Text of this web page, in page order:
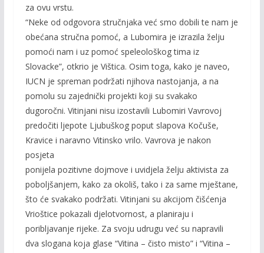
za ovu vrstu.
“Neke od odgovora stručnjaka već smo dobili te nam je
obećana stručna pomoć, a Lubomira je izrazila želju
pomoći nam i uz pomoć speleološkog tima iz
Slovacke”, otkrio je Vištica. Osim toga, kako je naveo,
IUCN je spreman podržati njihova nastojanja, a na
pomolu su zajednički projekti koji su svakako
dugoročni. Vitinjani nisu izostavili Lubomiri Vavrovoj
predočiti ljepote Ljubuškog poput slapova Kočuše,
Kravice i naravno Vitinsko vrilo. Vavrova je nakon
posjeta
ponijela pozitivne dojmove i uvidjela želju aktivista za
poboljšanjem, kako za okoliš, tako i za same mještane,
što će svakako podržati. Vitinjani su akcijom čišćenja
Vrioštice pokazali djelotvornost, a planiraju i
poribljavanje rijeke. Za svoju udrugu već su napravili
dva slogana koja glase “Vitina – čisto misto” i “Vitina –